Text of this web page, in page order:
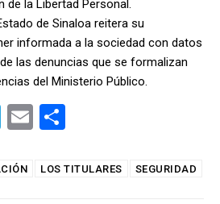
de la Libertad Personal.
de Sinaloa reitera su
informada a la sociedad con datos
las denuncias que se formalizan
del Ministerio Público.
T
e
E
ail m
LOS TITULARES SEGURIDAD